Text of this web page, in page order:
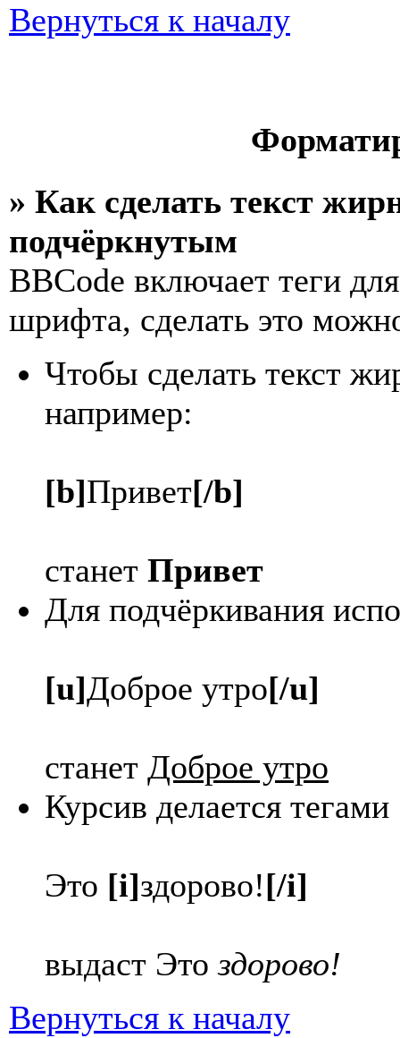
Вернуться к началу
» Как сделать текст
подчёркнутым
BBCode включает теги
шрифта, сделать это
Чтобы сделать текст
например:
[b]Привет[/b]
станет Привет
Для подчёркивания
[u]Доброе утро[/u]
станет Доброе утро
Курсив делается тегами
Это [i]здорово![/i]
выдаст Этоздорово!
Вернуться к началу